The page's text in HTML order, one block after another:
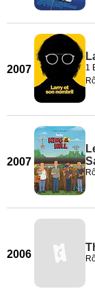
2007 1
2007
2006